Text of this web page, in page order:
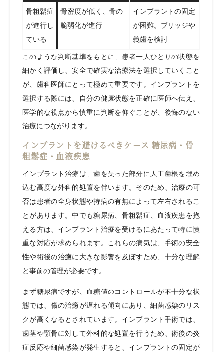
骨粗鬆症
が進行し
ている
骨密度が低く、骨の
脆弱化が進行
インプラントの固定
が困難。ブリッジや
義歯を検討
このような判断基準をもとに、患者一人ひとりの状態を
細かく評価し、安全で確実な治療法を選択していくこと
が、歯科医師にとって極めて重要です。インプラントを
選択する際には、自分の健康状態を正確に医師へ伝え、
医学的な視点から慎重に判断を仰ぐことが、後悔のない
治療につながります。
インプラントを避けるべきケース 糖尿病・骨
粗鬆症・血液疾患
インプラント治療は、歯を失った部分に人工歯根を埋め
込む高度な外科的処置を伴います。そのため、治療の可
否は患者の全身状態や持病の有無によって左右されるこ
とがあります。中でも糖尿病、骨粗鬆症、血液疾患を抱
える方は、インプラント治療を受けるにあたって特に慎
重な対応が求められます。これらの病気は、手術の安全
性や術後の治癒に大きな影響を及ぼすため、十分な理解
と事前の管理が必要です。
まず糖尿病ですが、血糖値のコントロールが不十分な状
態では、傷の治癒が遅れる傾向にあり、細菌感染のリス
クが高くなるとされています。インプラント手術では、
歯茎や顎骨に対して外科的な処置を行うため、術後の炎
症反応や細菌感染が発生すると、インプラントの固定が